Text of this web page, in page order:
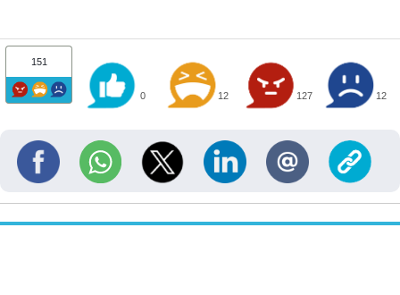
151
0 12 127 12